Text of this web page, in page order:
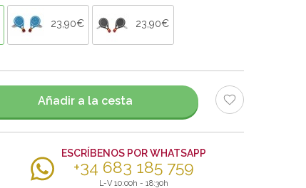
23,90€ 23,90€
Añadir a la cesta
ESCRÍBENOS POR WHATSAPP
+34 683 185 759
L-V 10:00h - 18:30h